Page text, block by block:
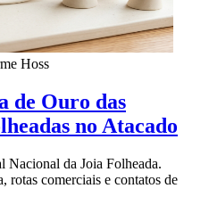
Hoss
de Ouro das
no Atacado
Nacional da Joia Folheada.
rotas comerciais e contatos de